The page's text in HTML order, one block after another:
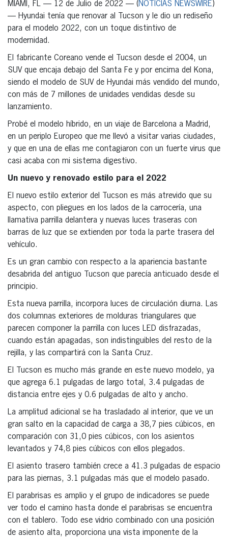
MIAMI, FL — 12 de Julio de 2022 — (NOTICIAS NEWSWIRE)
— Hyundai tenía que renovar al Tucson y le dio un rediseño
para el modelo 2022, con un toque distintivo de
modernidad.
El fabricante Coreano vende el Tucson desde el 2004, un
SUV que encaja debajo del Santa Fe y por encima del Kona,
siendo el modelo de SUV de Hyundai más vendido del mundo,
con más de 7 millones de unidades vendidas desde su
lanzamiento.
Probé el modelo híbrido, en un viaje de Barcelona a Madrid,
en un periplo Europeo que me llevó a visitar varias ciudades,
y que en una de ellas me contagiaron con un fuerte virus que
casi acaba con mi sistema digestivo.
Un nuevo y renovado estilo para el 2022
El nuevo estilo exterior del Tucson es más atrevido que su
aspecto, con pliegues en los lados de la carrocería, una
llamativa parrilla delantera y nuevas luces traseras con
barras de luz que se extienden por toda la parte trasera del
vehículo.
Es un gran cambio con respecto a la apariencia bastante
desabrida del antiguo Tucson que parecía anticuado desde el
principio.
Esta nueva parrilla, incorpora luces de circulación diurna. Las
dos columnas exteriores de molduras triangulares que
parecen componer la parrilla con luces LED disfrazadas,
cuando están apagadas, son indistinguibles del resto de la
rejilla, y las compartirá con la Santa Cruz.
El Tucson es mucho más grande en este nuevo modelo, ya
que agrega 6.1 pulgadas de largo total, 3.4 pulgadas de
distancia entre ejes y 0.6 pulgadas de alto y ancho.
La amplitud adicional se ha trasladado al interior, que ve un
gran salto en la capacidad de carga a 38,7 pies cúbicos, en
comparación con 31,0 pies cúbicos, con los asientos
levantados y 74,8 pies cúbicos con ellos plegados.
El asiento trasero también crece a 41.3 pulgadas de espacio
para las piernas, 3.1 pulgadas más que el modelo pasado.
El parabrisas es amplio y el grupo de indicadores se puede
ver todo el camino hasta donde el parabrisas se encuentra
con el tablero. Todo ese vidrio combinado con una posición
de asiento alta, proporciona una vista imponente de la